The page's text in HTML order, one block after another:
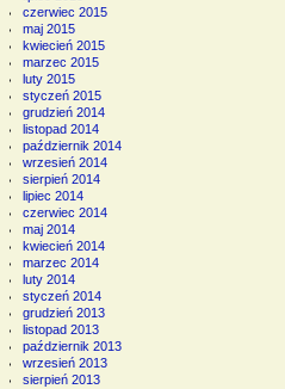
czerwiec 2015
maj 2015
kwiecień 2015
marzec 2015
luty 2015
styczeń 2015
grudzień 2014
listopad 2014
październik 2014
wrzesień 2014
sierpień 2014
lipiec 2014
czerwiec 2014
maj 2014
kwiecień 2014
marzec 2014
luty 2014
styczeń 2014
grudzień 2013
listopad 2013
październik 2013
wrzesień 2013
sierpień 2013